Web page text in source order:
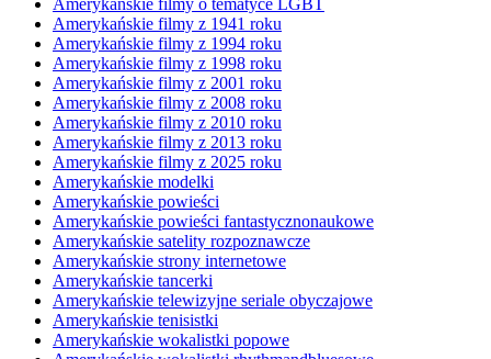
Amerykańskie filmy o tematyce LGBT
Amerykańskie filmy z 1941 roku
Amerykańskie filmy z 1994 roku
Amerykańskie filmy z 1998 roku
Amerykańskie filmy z 2001 roku
Amerykańskie filmy z 2008 roku
Amerykańskie filmy z 2010 roku
Amerykańskie filmy z 2013 roku
Amerykańskie filmy z 2025 roku
Amerykańskie modelki
Amerykańskie powieści
Amerykańskie powieści fantastycznonaukowe
Amerykańskie satelity rozpoznawcze
Amerykańskie strony internetowe
Amerykańskie tancerki
Amerykańskie telewizyjne seriale obyczajowe
Amerykańskie tenisistki
Amerykańskie wokalistki popowe